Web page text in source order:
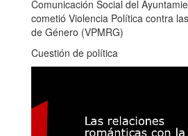
Comunicación Social del
cometió Violencia Política contra
de Género (VPMRG)
Cuestión de política